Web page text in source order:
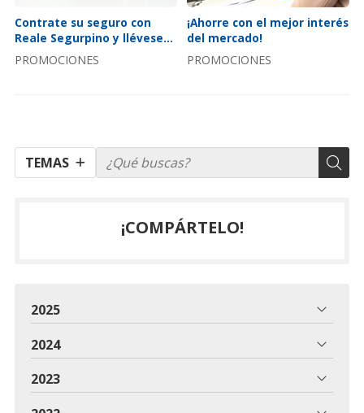
TEMAS
Contrate su seguro con
Reale Segurpino y llévese
un calendario de 2024
PROMOCIONES
¡Ahorre con el mejor interés
del mercado!
PROMOCIONES
¡COMPÁRTELO!
2025
2024
2023